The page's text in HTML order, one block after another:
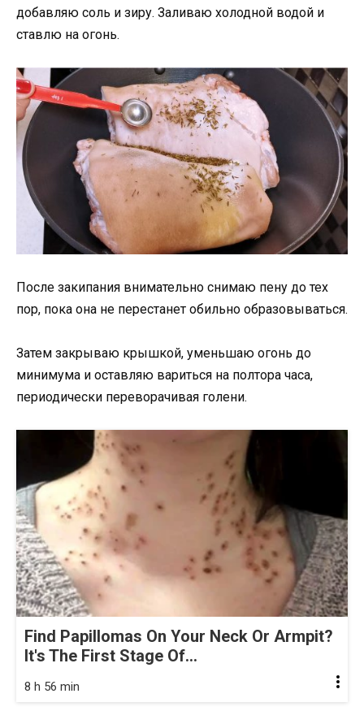
добавляю соль и зиру. Заливаю холодной водой и
ставлю на огонь.
После закипания внимательно снимаю пену до тех
пор, пока она не перестанет обильно образовываться.
Затем закрываю крышкой, уменьшаю огонь до
минимума и оставляю вариться на полтора часа,
периодически переворачивая голени.
Find Papillomas On Your Neck Or Armpit?
It's The First Stage Of...
8 h 56 min